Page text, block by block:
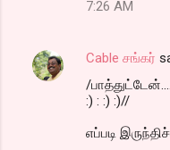
7:26 AM
Cable சங்கர்
/
:) : :) :)//
எப்படி